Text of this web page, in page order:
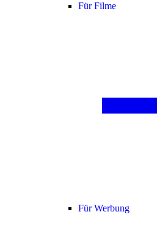
Für Filme
Für Werbung